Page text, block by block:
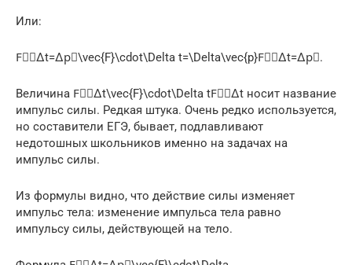
Или:
F⃗⋅Δt=Δp⃗\vec{F}\cdot\Delta t=\Delta\vec{p}F⃗⋅Δt=Δp⃗​.
Величина F⃗⋅Δt\vec{F}\cdot\Delta tF⃗⋅Δt носит название
импульс силы. Редкая штука. Очень редко используется,
но составители ЕГЭ, бывает, подлавливают
недотошных школьников именно на задачах на
импульс силы.
Из формулы видно, что действие силы изменяет
импульс тела: изменение импульса тела равно
импульсу силы, действующей на тело.